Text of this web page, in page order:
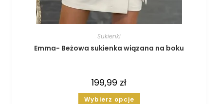
Sukienki
Emma- Beżowa sukienka wiązana na boku
199,99 zł
Wybierz opcje